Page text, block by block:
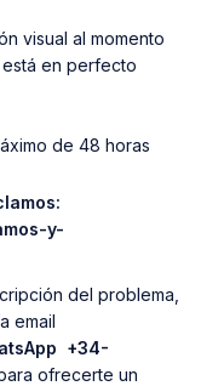
visual al momento
en perfecto
de 48 horas
y-
del problema,
email
+34-
ofrecerte un